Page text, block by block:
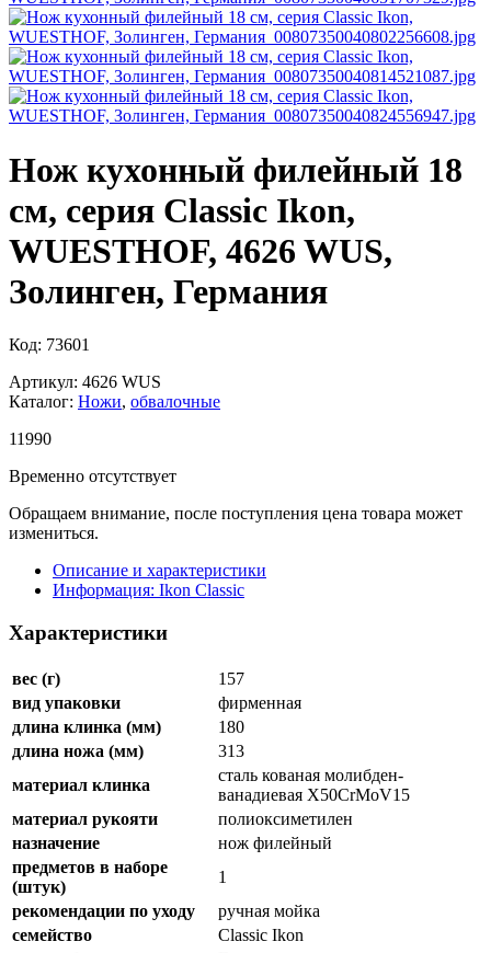
Нож кухонный филейный 18
см, серия Classic Ikon,
WUESTHOF, 4626 WUS,
Золинген, Германия
Код: 73601
Артикул: 4626 WUS
Каталог: Ножи, обвалочные
11990
Временно отсутствует
Обращаем внимание, после поступления цена товара может
измениться.
Описание и характеристики
Информация: Ikon Classiс
Характеристики
вес (г)
157
вид упаковки
фирменная
длина клинка (мм)
180
длина ножа (мм)
313
материал клинка
сталь кованая молибден-
ванадиевая X50CrMoV15
материал рукояти
полиоксиметилен
назначение
нож филейный
предметов в наборе
(штук)
1
рекомендации по уходу
ручная мойка
семейство
Classic Ikon